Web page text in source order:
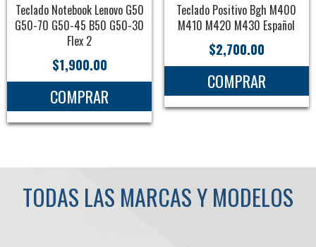
Teclado Notebook Lenovo G50
G50-70 G50-45 B50 G50-30
Flex 2
$1,900.00
COMPRAR
Teclado Positivo Bgh M400
M410 M420 M430 Español
$2,700.00
COMPRAR
TODAS LAS MARCAS Y MODELOS